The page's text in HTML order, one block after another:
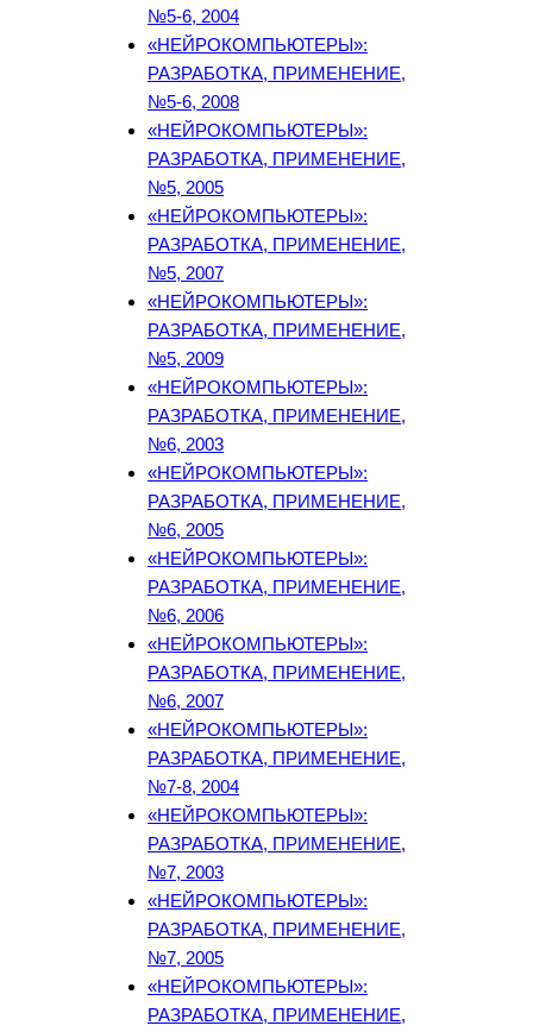
№5-6, 2004
«НЕЙРОКОМПЬЮТЕРЫ»:
РАЗРАБОТКА, ПРИМЕНЕНИЕ,
№5-6, 2008
«НЕЙРОКОМПЬЮТЕРЫ»:
РАЗРАБОТКА, ПРИМЕНЕНИЕ,
№5, 2005
«НЕЙРОКОМПЬЮТЕРЫ»:
РАЗРАБОТКА, ПРИМЕНЕНИЕ,
№5, 2007
«НЕЙРОКОМПЬЮТЕРЫ»:
РАЗРАБОТКА, ПРИМЕНЕНИЕ,
№5, 2009
«НЕЙРОКОМПЬЮТЕРЫ»:
РАЗРАБОТКА, ПРИМЕНЕНИЕ,
№6, 2003
«НЕЙРОКОМПЬЮТЕРЫ»:
РАЗРАБОТКА, ПРИМЕНЕНИЕ,
№6, 2005
«НЕЙРОКОМПЬЮТЕРЫ»:
РАЗРАБОТКА, ПРИМЕНЕНИЕ,
№6, 2006
«НЕЙРОКОМПЬЮТЕРЫ»:
РАЗРАБОТКА, ПРИМЕНЕНИЕ,
№6, 2007
«НЕЙРОКОМПЬЮТЕРЫ»:
РАЗРАБОТКА, ПРИМЕНЕНИЕ,
№7-8, 2004
«НЕЙРОКОМПЬЮТЕРЫ»:
РАЗРАБОТКА, ПРИМЕНЕНИЕ,
№7, 2003
«НЕЙРОКОМПЬЮТЕРЫ»:
РАЗРАБОТКА, ПРИМЕНЕНИЕ,
№7, 2005
«НЕЙРОКОМПЬЮТЕРЫ»:
РАЗРАБОТКА, ПРИМЕНЕНИЕ,